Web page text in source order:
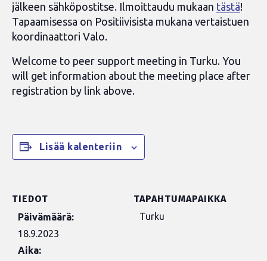
jälkeen sähköpostitse. Ilmoittaudu mukaan tästä!
Tapaamisessa on Positiivisista mukana vertaistuen
koordinaattori Valo.
Welcome to peer support meeting in Turku. You
will get information about the meeting place after
registration by link above.
Lisää kalenteriin
TIEDOT
Päivämäärä:
18.9.2023
Aika:
TAPAHTUMAPAIKKA
Turku